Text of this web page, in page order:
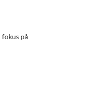
på